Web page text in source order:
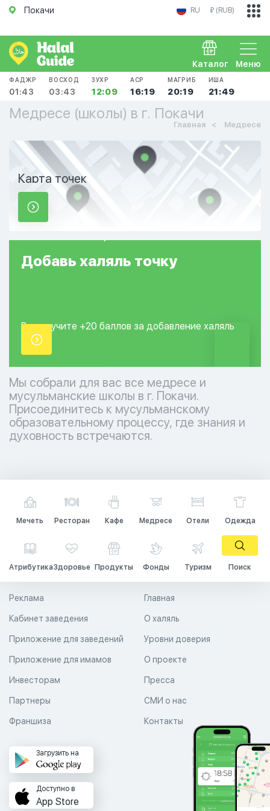
Покачи RU ₽ (RUB)
Меню
Каталог
ФАДЖР
01:43
ВОСХОД
03:43
ЗУХР
12:09
АСР
16:19
МАГРИБ
20:19
ИША
21:49
Медресе (школы) в г. Покачи
Главная Медресе
Карта точек
Добавь халяль точку
Вы получите +20 баллов за добавление халяль
точки.
Мы собрали для вас все медресе и
мусульманские школы в г. Покачи.
Присоединитесь к мусульманскому
образовательному процессу, где знания и
духовность встречаются.
Мечеть Ресторан Кафе Медресе Отели Одежда
АтрибутикаЗдоровье Продукты Фонды Туризм Поиск
Главная
О халяль
Уровни доверия
Реклама
Кабинет заведения
Приложение для заведений
Приложение для имамов О проекте
Пресса
СМИ о нас
Контакты
Инвесторам
Партнеры
Франшиза
Загрузить на
Доступно в
App Store